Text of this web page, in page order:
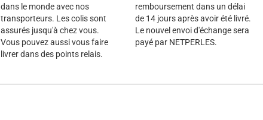
dans le monde avec nos
transporteurs. Les colis sont
assurés jusqu'à chez vous.
Vous pouvez aussi vous faire
livrer dans des points relais.
remboursement dans un délai
de 14 jours après avoir été livré.
Le nouvel envoi d'échange sera
payé par NETPERLES.